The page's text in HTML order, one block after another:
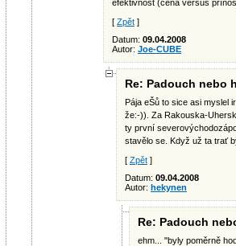
efektivnost (cena versus
[ Zpět ]
Datum: 09.04.2008
Autor: Joe-CUBE
Re: Padouch nebo
Pája eŠů to sice asi myslel
že:-)). Za Rakouska-
ty první
stavělo se. Když už ta trať
[ Zpět ]
Datum: 09.04.2008
Autor: hekynen
Re: Padouch
ehm... "byly poměrně